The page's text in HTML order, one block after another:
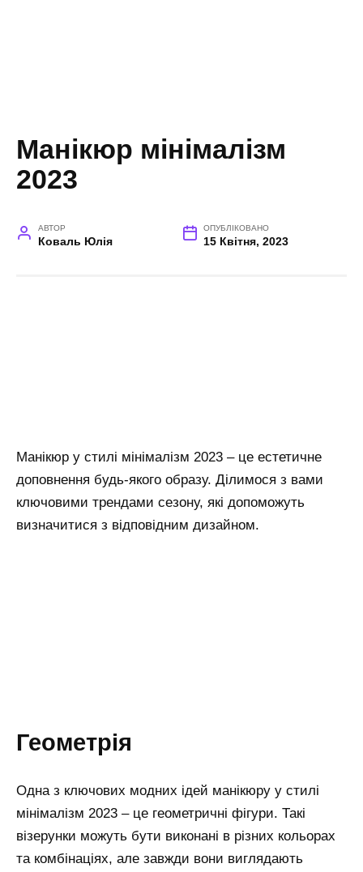
Манікюр мінімалізм
2023
АВТОР
Коваль Юлія
ОПУБЛІКОВАНО
15 Квітня, 2023
Манікюр у стилі мінімалізм 2023 – це естетичне
доповнення будь-якого образу. Ділимося з вами
ключовими трендами сезону, які допоможуть
визначитися з відповідним дизайном.
Геометрія
Одна з ключових модних ідей манікюру у стилі
мінімалізм 2023 – це геометричні фігури. Такі
візерунки можуть бути виконані в різних кольорах
та комбінаціях, але завжди вони виглядають